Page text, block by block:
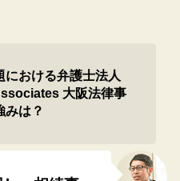
における弁護士法人
大阪法律事
みは？